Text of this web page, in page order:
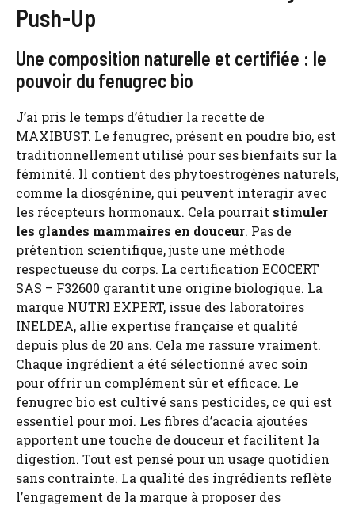
Push-Up
Une composition naturelle et certifiée : le
pouvoir du fenugrec bio
J’ai pris le temps d’étudier la recette de
MAXIBUST. Le fenugrec, présent en poudre bio, est
traditionnellement utilisé pour ses bienfaits sur la
féminité. Il contient des phytoestrogènes naturels,
comme la diosgénine, qui peuvent interagir avec
les récepteurs hormonaux. Cela pourrait stimuler
les glandes mammaires en douceur. Pas de
prétention scientifique, juste une méthode
respectueuse du corps. La certification ECOCERT
SAS – F32600 garantit une origine biologique. La
marque NUTRI EXPERT, issue des laboratoires
INELDEA, allie expertise française et qualité
depuis plus de 20 ans. Cela me rassure vraiment.
Chaque ingrédient a été sélectionné avec soin
pour offrir un complément sûr et efficace. Le
fenugrec bio est cultivé sans pesticides, ce qui est
essentiel pour moi. Les fibres d’acacia ajoutées
apportent une touche de douceur et facilitent la
digestion. Tout est pensé pour un usage quotidien
sans contrainte. La qualité des ingrédients reflète
l’engagement de la marque à proposer des